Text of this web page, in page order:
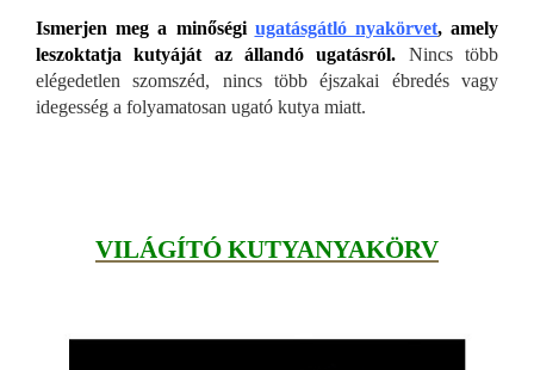
Ismerjen meg a minőségi ugatásgátló nyakörvet, amely
leszoktatja kutyáját az állandó ugatásról.
Nincs több
elégedetlen szomszéd, nincs több éjszakai ébredés vagy
idegesség a folyamatosan ugató kutya miatt.
VILÁGÍTÓ KUTYANYAKÖRV